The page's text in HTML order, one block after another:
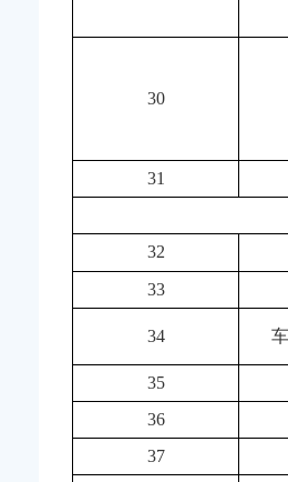
30
31
32
33
34
35
36
37